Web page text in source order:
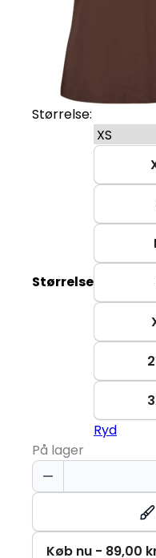
Størrelse:
Størrelse
Ryd
På lager
T-
TIME®
shirt
Køb nu - 89,00